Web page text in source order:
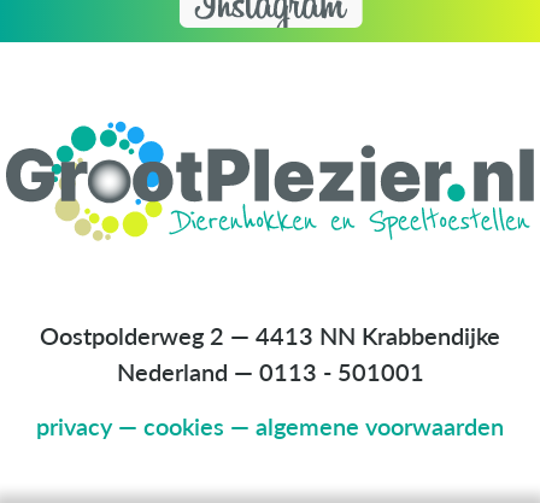
Oostpolderweg 2 — 4413 NN Krabbendijke
Nederland — 0113 - 501001
privacy— cookies — algemene voorwaarden